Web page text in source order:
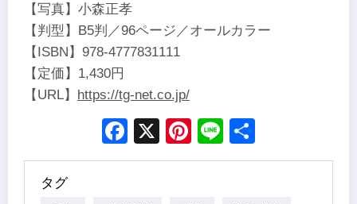
【写真】小森正孝
【判型】B5判／96ページ／オールカラー
【ISBN】978-4777831111
【定価】1,430円
【URL】 https://tg-net.co.jp/
Facebook
X Pinterest
Line
タグ